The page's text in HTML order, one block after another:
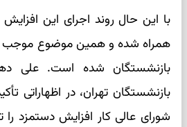
با این حال روند اجرای این
همراه شده و همین موضوع موجب
بازنشستگان شده است. علی
بازنشستگان تهران، در اظهاراتی
شورای عالی کار افزایش دستمزد را